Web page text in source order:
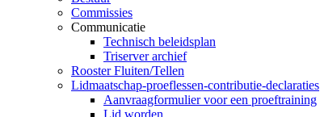
Commissies
Communicatie
Technisch beleidsplan
Triserver archief
Rooster Fluiten/Tellen
Lidmaatschap-proeflessen-contributie-declaraties
Aanvraagformulier voor een proeftraining
Lid worden